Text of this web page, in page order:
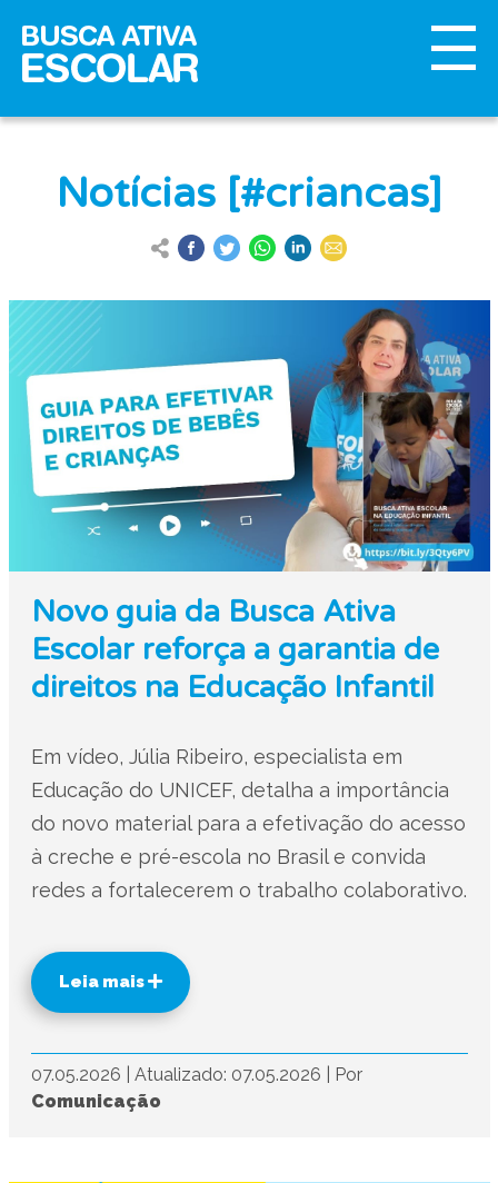
Notícias [#criancas]
Novo guia da Busca Ativa
Escolar reforça a garantia de
direitos na Educação Infantil
Em vídeo, Júlia Ribeiro, especialista em
Educação do UNICEF, detalha a importância
do novo material para a efetivação do acesso
à creche e pré-escola no Brasil e convida
redes a fortalecerem o trabalho colaborativo.
Leia mais
07.05.2026 Atualizado: 07.05.2026
Por
Comunicação